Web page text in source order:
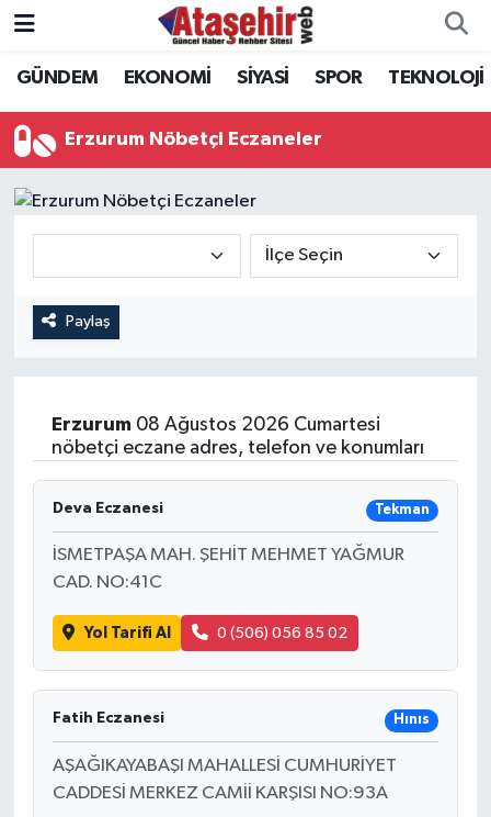
GÜNDEM EKONOMİ SİYASİ SPOR TEKNOLOJİ
Erzurum Nöbetçi Eczaneler
Paylaş
Erzurum08 Ağustos 2026 Cumartesi
nöbetçi eczane adres, telefon ve konumları
Deva Eczanesi Tekman
İSMETPAŞA MAH. ŞEHİT MEHMET YAĞMUR
CAD. NO:41C
Yol Tarifi Al 0 (506) 056 85 02
Fatih Eczanesi Hınıs
AŞAĞIKAYABAŞI MAHALLESİ CUMHURİYET
CADDESİ MERKEZ CAMİİ KARŞISI NO:93A
Hava Durumu
Trafik Durumu
Süper Lig Puan Durumu ve Fikstür
Son Dakika Haberleri